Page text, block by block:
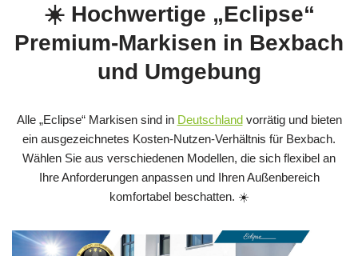
☀️ Hochwertige „Eclipse“
Premium-Markisen in Bexbach
und Umgebung
Alle „Eclipse“ Markisen sind in Deutschlandvorrätig und bieten
ein ausgezeichnetes Kosten‑Nutzen‑Verhältnis für Bexbach.
Wählen Sie aus verschiedenen Modellen, die sich flexibel an
Ihre Anforderungen anpassen und Ihren Außenbereich
komfortabel beschatten. ☀️